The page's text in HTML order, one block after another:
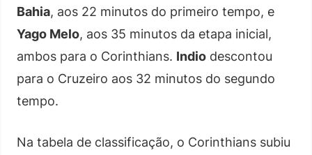
Bahia, aos 22 minutos do primeiro tempo, e
Yago Melo, aos 35 minutos da etapa inicial,
ambos para o Corinthians. Indio descontou
para o Cruzeiro aos 32 minutos do segundo
tempo.
Na tabela de classificação, o Corinthians subiu